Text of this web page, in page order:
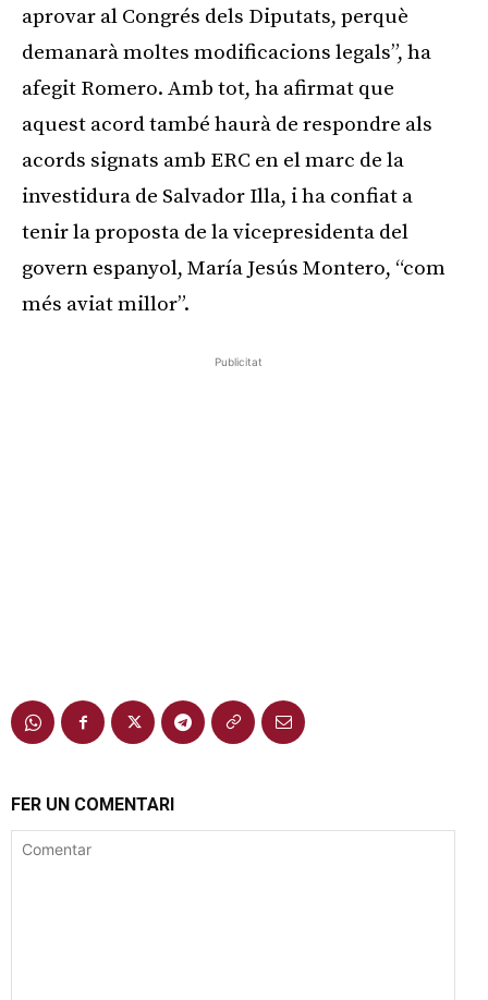
aprovar al Congrés dels Diputats, perquè
demanarà moltes modificacions legals”, ha
afegit Romero. Amb tot, ha afirmat que
aquest acord també haurà de respondre als
acords signats amb ERC en el marc de la
investidura de Salvador Illa, i ha confiat a
tenir la proposta de la vicepresidenta del
govern espanyol, María Jesús Montero, “com
més aviat millor”.
Publicitat
FER UN COMENTARI